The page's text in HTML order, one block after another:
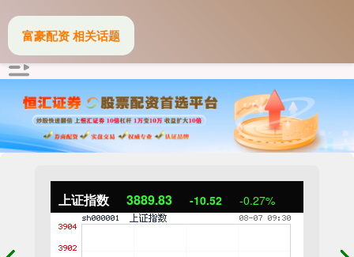
上证指数 3889.83 -10.52 -0.27%
富豪配资 相关话题